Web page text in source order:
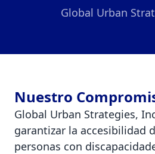
Global Urban
Nuestro
Global Urban Strategies,
garantizar la accesibilidad
personas con